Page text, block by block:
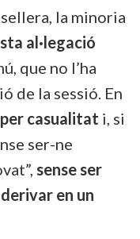
la minoria
al·legació
que no l’ha
de la sessió. En
per casualitat i, si
ser-ne
sense ser
en un